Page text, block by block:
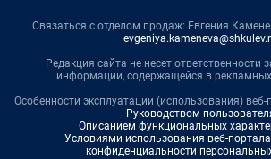
Связаться с отделом продаж: Евгения
Редакция сайта не несет ответственности
информации, содержащейся в
Особенности эксплуатации (использования) веб-
Руководством
Описанием функциональных
Условиями использования веб-
конфиденциальности